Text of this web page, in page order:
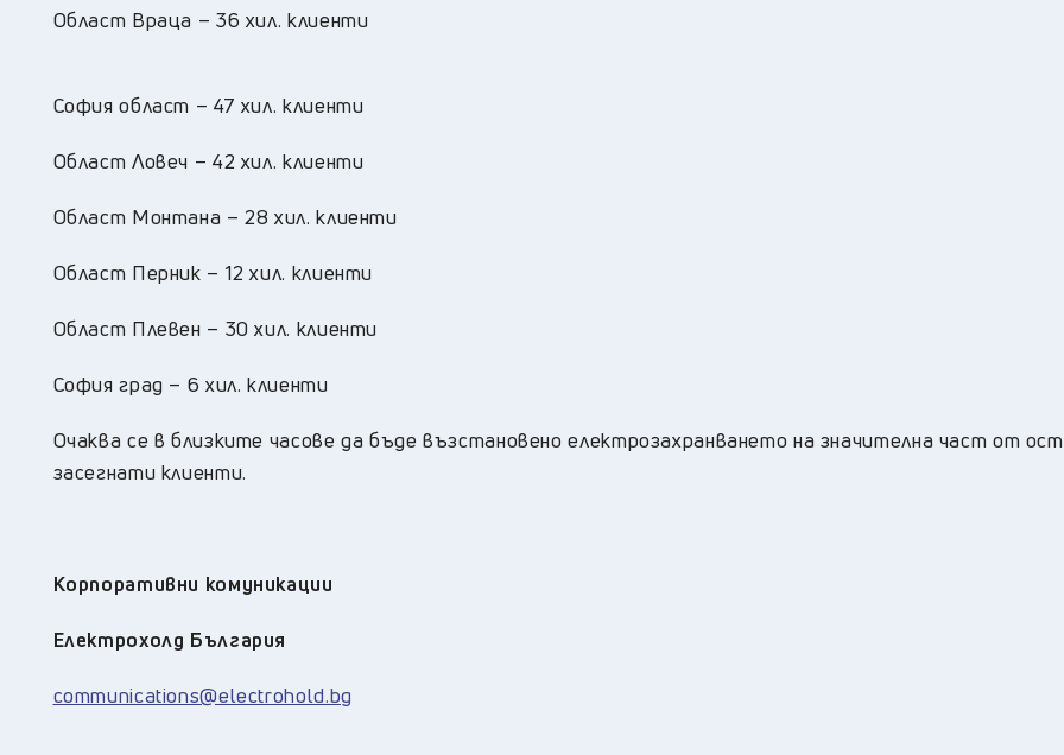
Област Враца – 36 хил. клиенти
София област – 47 хил. клиенти
Област Ловеч – 42 хил. клиенти
Област Монтана – 28 хил. клиенти
Област Перник – 12 хил. клиенти
Област Плевен – 30 хил. клиенти
София град – 6 хил. клиенти
Очаква се в близките часове да бъде възстановено електрозахранването на значителна част от
засегнати клиенти.
Корпоративни комуникации
Електрохолд България
communications@electrohold.bg